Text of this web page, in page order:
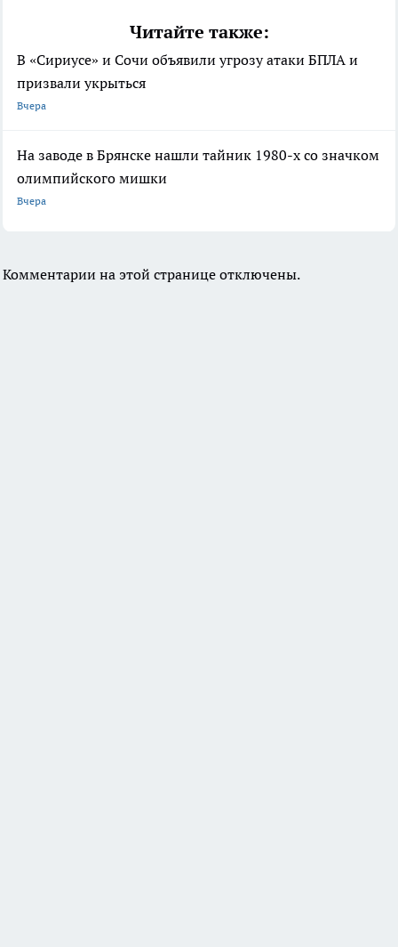
Читайте также:
В «Сириусе» и Сочи объявили угрозу атаки БПЛА и
призвали укрыться
Вчера
На заводе в Брянске нашли тайник 1980-х со значком
олимпийского мишки
Вчера
Комментарии на этой странице отключены.